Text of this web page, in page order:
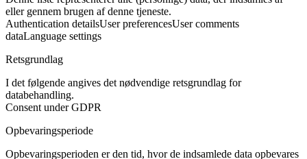
eller gennem brugen af denne tjeneste.
Authentication detailsUser preferencesUser comments
dataLanguage settings
Retsgrundlag
I det følgende angives det nødvendige retsgrundlag for
databehandling.
Consent under GDPR
Opbevaringsperiode
Opbevaringsperioden er den tid, hvor de indsamlede data opbevares